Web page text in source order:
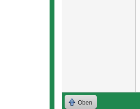
Oben